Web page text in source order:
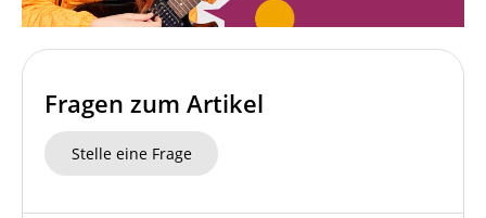
Fragen zum Artikel
Stelle eine Frage